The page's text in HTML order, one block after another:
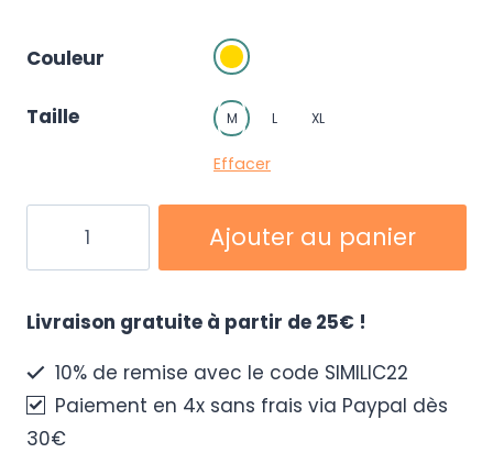
Couleur
Taille M L XL
Effacer
Débardeur
femme
en
simili
cuir
Ajouter au panier
Livraison gratuite à partir de 25€ !
10% de remise avec le code SIMILIC22
Paiement en 4x sans frais via Paypal dès
30€